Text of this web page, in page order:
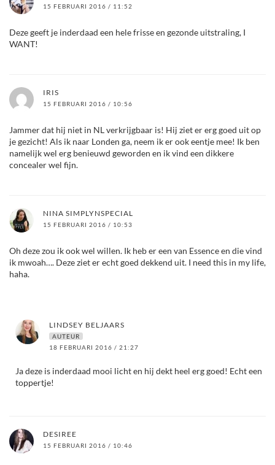
15 FEBRUARI 2016 / 11:52
Deze geeft je inderdaad een hele frisse en gezonde uitstraling, I
WANT!
IRIS
15 FEBRUARI 2016 / 10:56
Jammer dat hij niet in NL verkrijgbaar is! Hij ziet er erg goed uit op
je gezicht! Als ik naar Londen ga, neem ik er ook eentje mee! Ik ben
namelijk wel erg benieuwd geworden en ik vind een dikkere
concealer wel fijn.
NINA SIMPLYNSPECIAL
15 FEBRUARI 2016 / 10:53
Oh deze zou ik ook wel willen. Ik heb er een van Essence en die vind
ik mwoah…. Deze ziet er echt goed dekkend uit. I need this in my life,
haha.
LINDSEY BELJAARS
AUTEUR
18 FEBRUARI 2016 / 21:27
Ja deze is inderdaad mooi licht en hij dekt heel erg goed! Echt een
toppertje!
DESIREE
15 FEBRUARI 2016 / 10:46